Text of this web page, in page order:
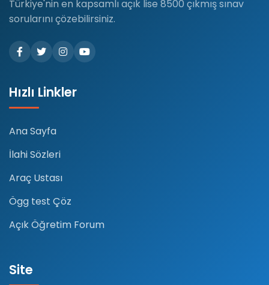
Türkiye'nin en kapsamlı açık lise 8500 çıkmış sınav
sorularını çözebilirsiniz.
Hızlı Linkler
Ana Sayfa
İlahi Sözleri
Araç Ustası
Ögg test Çöz
Açık Öğretim Forum
Site